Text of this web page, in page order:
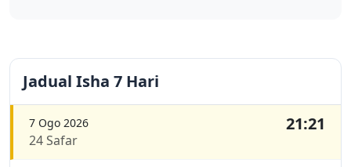
Jadual Isha 7 Hari
7 Ogo 2026
24 Safar
21:21